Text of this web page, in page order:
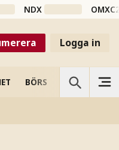
NDX
Logga in
BÖRS VETENSKAP